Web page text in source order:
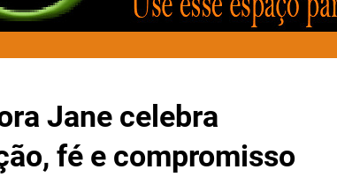
Jane celebra
fé e compromisso